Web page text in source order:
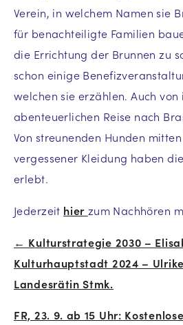
Verein, in welchem Namen sie
für benachteiligte Familien
die Errichtung der Brunnen zu
schon einige
welchen sie erzählen. Auch
abenteuerlichen Reise nach
Von streunenden Hunden
vergessener Kleidung haben
erlebt.
Jederzeit hier zum Nachhören
Beitrags-
Navigation
← Kulturstrategie 2030 –
Kulturhauptstadt 2024 –
Landesrätin Stmk.
FR, 23. 9. ab 15 Uhr: